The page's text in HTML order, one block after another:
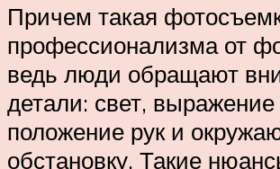
Причем такая
профессионализма от
ведь люди обращают
детали: свет,
положение рук и
обстановку. Такие